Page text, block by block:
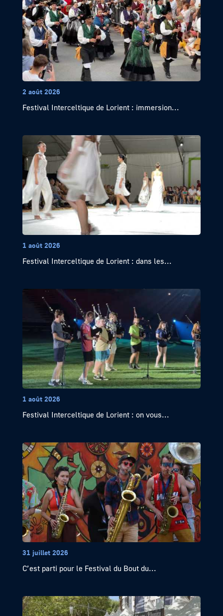
2 août 2026
Festival Interceltique de Lorient : immersion...
1 août 2026
Festival Interceltique de Lorient : dans les...
1 août 2026
Festival Interceltique de Lorient : on vous...
31 juillet 2026
C’est parti pour le Festival du Bout du...